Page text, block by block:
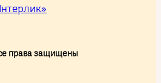
права защищены